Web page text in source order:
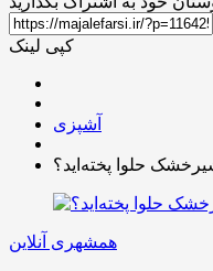
کپی لینک
آشپزی
حلوا پخته‌اید؟
همشهری آنلاین